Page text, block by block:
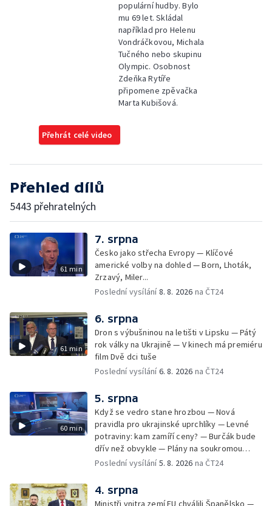
populární hudby. Bylo
mu 69 let. Skládal
například pro Helenu
Vondráčkovou, Michala
Tučného nebo skupinu
Olympic. Osobnost
Zdeňka Rytíře
připomene zpěvačka
Marta Kubišová.
Přehrát celé video
Přehled dílů
5443 přehratelných
61 min
7. srpna
Česko jako střecha Evropy — Klíčové
americké volby na dohled — Born, Lhoták,
Zrzavý, Miler...
Poslední vysílání8. 8. 2026 na ČT24
61 min
6. srpna
Dron s výbušninou na letišti v Lipsku — Pátý
rok války na Ukrajině — V kinech má premiéru
film Dvě dci tuše
Poslední vysílání6. 8. 2026 na ČT24
60 min
5. srpna
Když se vedro stane hrozbou — Nová
pravidla pro ukrajinské uprchlíky — Levné
potraviny: kam zamíří ceny? — Burčák bude
dřív než obvykle — Plány na soukromou
orbitální stanici
Poslední vysílání5. 8. 2026 na ČT24
4. srpna
Ministři vnitra zemí EU chválili Španělsko —